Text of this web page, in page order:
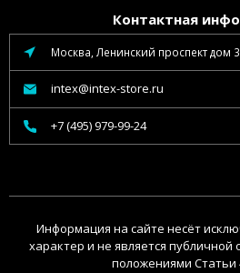
Контактная
Москва, Ленинский проспект дом
intex@intex-store.ru
+7 (495) 979-99-24
Информация на сайте несёт
характер и не является
положениями Статьи